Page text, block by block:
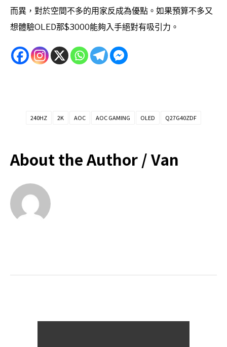
而異，對於空間不多的用家反成為優點。如果預算不多又
想體驗OLED那$3000能夠入手絕對有吸引力。
240HZ 2K AOC AOC GAMING OLED Q27G40ZDF
About the Author /Van